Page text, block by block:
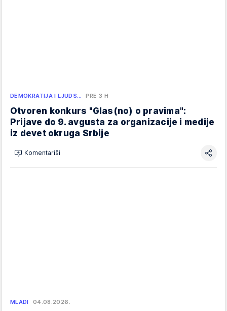
DEMOKRATIJA I LJUDS… PRE 3 H
Otvoren konkurs "Glas(no) o pravima":
Prijave do 9. avgusta za organizacije i medije
iz devet okruga Srbije
Komentariši
MLADI 04.08.2026.